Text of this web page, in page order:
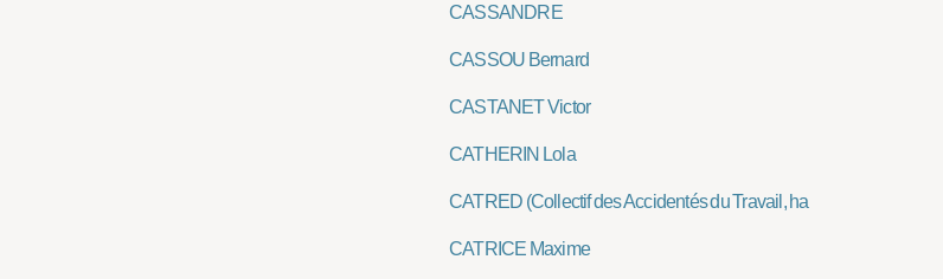
CASSANDRE
CASSOU Bernard
CASTANET Victor
CATHERIN Lola
CATRED (Collectif des Accidentés du Travail, handicapés et
CATRICE Maxime